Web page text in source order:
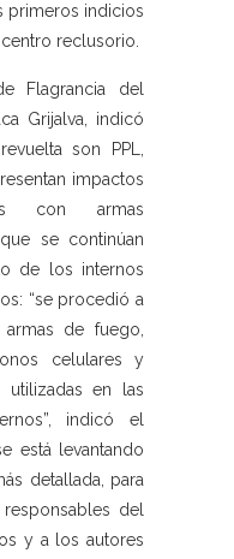
primeros indicios
reclusorio.
Flagrancia del
Grijalva, indicó
son PPL,
impactos
con armas
se continúan
de los internos
“se procedió a
de fuego,
celulares y
utilizadas en las
indicó el
está levantando
detallada, para
del
y a los autores